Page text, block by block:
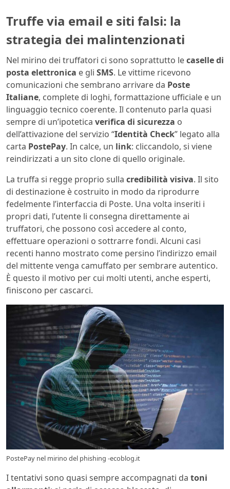
Truffe via email e siti falsi: la
strategia dei malintenzionati
Nel mirino dei truffatori ci sono soprattutto lecaselle di
posta elettronica e gli SMS. Le vittime ricevono
comunicazioni che sembrano arrivare da Poste
Italiane, complete di loghi, formattazione ufficiale e un
linguaggio tecnico coerente. Il contenuto parla quasi
sempre di un’ipotetica verifica di sicurezza o
dell’attivazione del servizio “Identità Check” legato alla
carta PostePay. In calce, un link: cliccandolo, si viene
reindirizzati a un sito clone di quello originale.
La truffa si regge proprio sulla credibilità visiva. Il sito
di destinazione è costruito in modo da riprodurre
fedelmente l’interfaccia di Poste. Una volta inseriti i
propri dati, l’utente li consegna direttamente ai
truffatori, che possono così accedere al conto,
effettuare operazioni o sottrarre fondi. Alcuni casi
recenti hanno mostrato come persino l’indirizzo email
del mittente venga camuffato per sembrare autentico.
È questo il motivo per cui molti utenti, anche esperti,
finiscono per cascarci.
PostePay nel mirino del phishing -ecoblog.it
I tentativi sono quasi sempre accompagnati da toni